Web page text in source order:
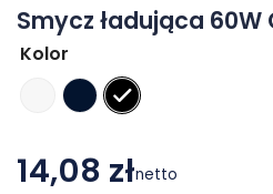
Smycz ładująca 60W
Kolor
14,08 złnetto